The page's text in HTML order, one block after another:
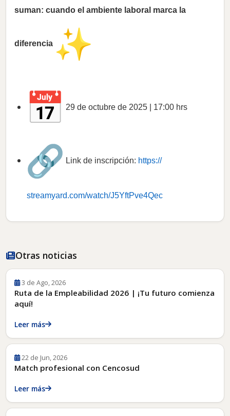
suman: cuando el ambiente laboral marca la
diferencia
29 de octubre de 2025 | 17:00 hrs
Link de inscripción: https://
streamyard.com/watch/J5YftPve4Qec
Otras noticias
3 de Ago, 2026
Ruta de la Empleabilidad 2026 | ¡Tu futuro comienza
aquí!
Leer más
22 de Jun, 2026
Match profesional con Cencosud
Leer más